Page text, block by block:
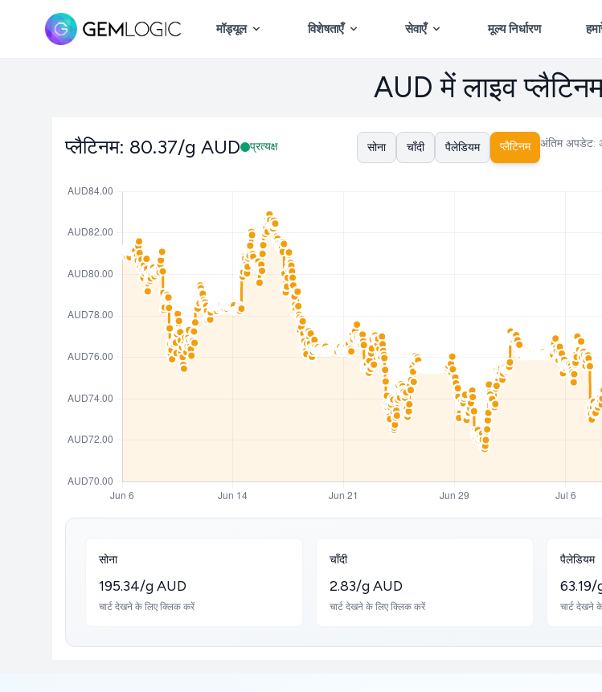
मॉड्यूल विशेषताएँ सेवाएँ मूल्य निर्धारण
AUD में लाइव
प्लैटिनम: 80.37/g AUD प्रत्यक्ष सोना चाँदी पैलेडियम प्लैटिनम अंतिम अपडेट:
सोना
195.34/g AUD
चार्ट देखने के लिए क्लिक करें
चाँदी
2.83/g AUD
चार्ट देखने के लिए क्लिक करें
पैलेडियम
63.19/
चार्ट देखने